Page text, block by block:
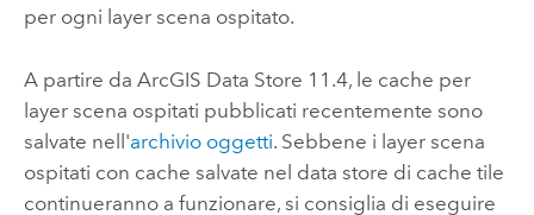
per ogni layer scena ospitato.
A partire da ArcGIS Data Store 11.4, le cache per
layer scena ospitati pubblicati recentemente sono
salvate nell'archivio oggetti. Sebbene i layer scena
ospitati con cache salvate nel data store di cache tile
continueranno a funzionare, si consiglia di eseguire